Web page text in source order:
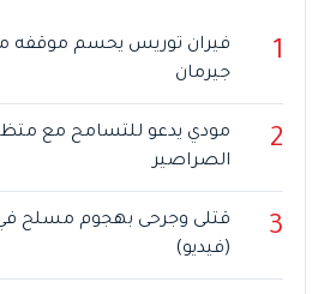
1
فيران توريس يحسم
جيرمان
2
مودي يدعو للتسامح مع
الصراصير
3
قتلى وجرحى بهجوم مسلح في
(فيديو)